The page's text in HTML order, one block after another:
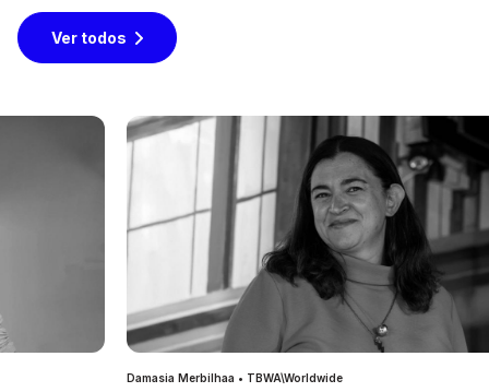
Ver todos
Damasia Merbilhaa • TBWA\Worldwide